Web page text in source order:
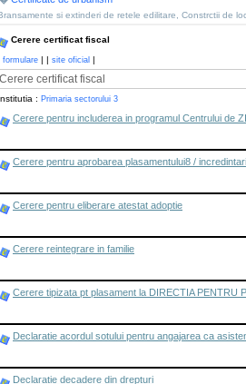
navigare/stanga.phpsi extinderi de retele edilitare, Constrctii de
Cerere certificat fiscal
formulare | | site oficial |
Cerere certificat fiscal
: Primaria sectorului 3
Cerere pentru includerea in programul Centrului de
Cerere pentru aprobarea plasamentului8 /
Cerere pentru eliberare atestat adoptie
Cerere reintegrare in familie
Cerere tipizata pt plasament la DIRECTIA PENTRU
Declaratie acordul sotului pentru angajarea ca
Declaratie decadere din drepturi